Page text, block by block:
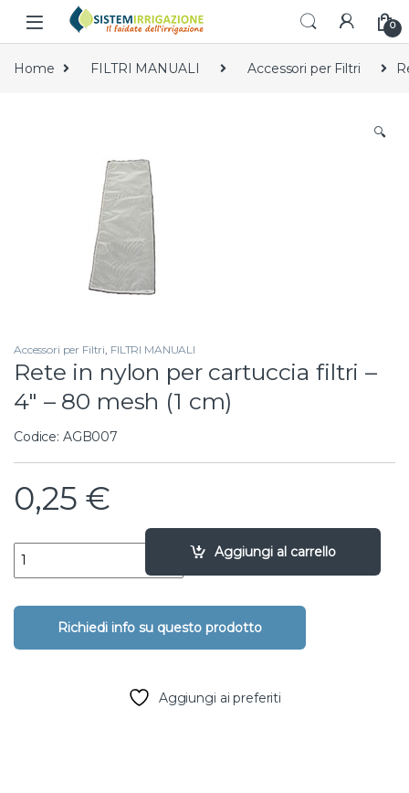
Skip to navigation
Skip to content
0
Home FILTRI MANUALI Accessori per Filtri
🔍
Accessori per Filtri, FILTRI MANUALI
Rete in nylon per cartuccia filtri –
4″ – 80 mesh (1 cm)
Codice: AGB007
0,25 €
Rete in nylon per cartuccia filtri - 4" - 80 mesh (1 cm) quantity
Aggiungi al carrello
Aggiungi ai preferiti